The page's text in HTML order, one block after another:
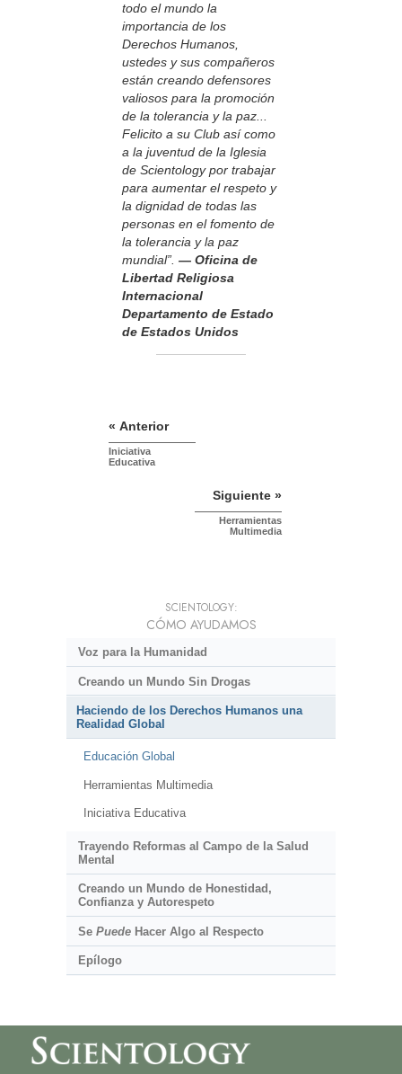
todo el mundo la
importancia de los
Derechos Humanos,
ustedes y sus compañeros
están creando defensores
valiosos para la promoción
de la tolerancia y la paz...
Felicito a su Club así como
a la juventud de la Iglesia
de Scientology por trabajar
para aumentar el respeto y
la dignidad de todas las
personas en el fomento de
la tolerancia y la paz
mundial”. — Oficina de
Libertad Religiosa
Internacional
Departamento de Estado
de Estados Unidos
« Anterior
Iniciativa
Educativa
Siguiente »
Herramientas
Multimedia
SCIENTOLOGY:
CÓMO AYUDAMOS
Voz para la Humanidad
Creando un Mundo Sin Drogas
Haciendo de los Derechos Humanos una
Realidad Global
Educación Global
Herramientas Multimedia
Iniciativa Educativa
Trayendo Reformas al Campo de la Salud
Mental
Creando un Mundo de Honestidad,
Confianza y Autorespeto
Se PuedeHacer Algo al Respecto
Epílogo